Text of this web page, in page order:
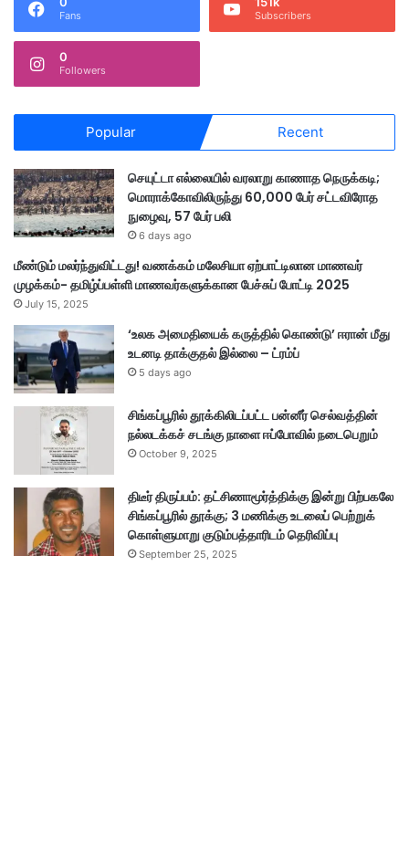
Fans Subscribers
0
Followers
Popular Recent
செயுட்டா எல்லையில் வரலாறு காணாத நெருக்கடி;
மொராக்கோவிலிருந்து 60,000 பேர் சட்டவிரோத
நுழைவு, 57 பேர் பலி
6 days ago
மீண்டும் மலர்ந்துவிட்டது! வணக்கம் மலேசியா ஏற்பாட்டிலான மாணவர்
முழக்கம்- தமிழ்ப்பள்ளி மாணவர்களுக்கான பேச்சுப் போட்டி 2025
July 15, 2025
‘உலக அமைதியைக் கருத்தில் கொண்டு’ ஈரான் மீது
உடனடி தாக்குதல் இல்லை – ட்ரம்ப்
5 days ago
சிங்கப்பூரில் தூக்கிலிடப்பட்ட பன்னீர் செல்வத்தின்
நல்லடக்கச் சடங்கு நாளை ஈப்போவில் நடைபெறும்
October 9, 2025
திடீர் திருப்பம்: தட்சிணாமூர்த்திக்கு இன்று பிற்பகலே
சிங்கப்பூரில் தூக்கு; 3 மணிக்கு உடலைப் பெற்றுக்
கொள்ளுமாறு குடும்பத்தாரிடம் தெரிவிப்பு
September 25, 2025